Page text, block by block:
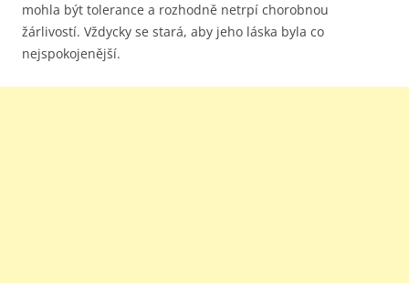
mohla být tolerance a rozhodně netrpí chorobnou
žárlivostí. Vždycky se stará, aby jeho láska byla co
nejspokojenější.